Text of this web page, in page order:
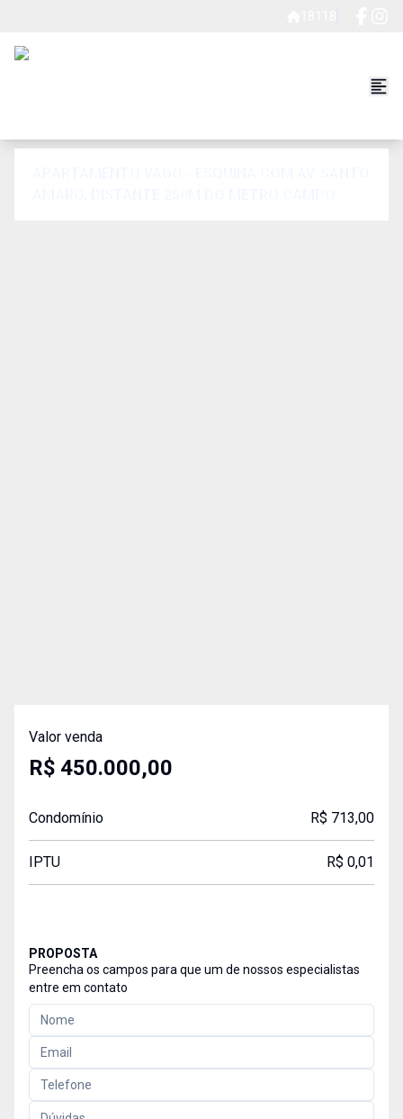
Valor venda
R$ 450.000,00
Condomínio R$ 713,00
IPTU R$ 0,01
PROPOSTA
Preencha os campos para que um de nossos especialistas
entre em contato